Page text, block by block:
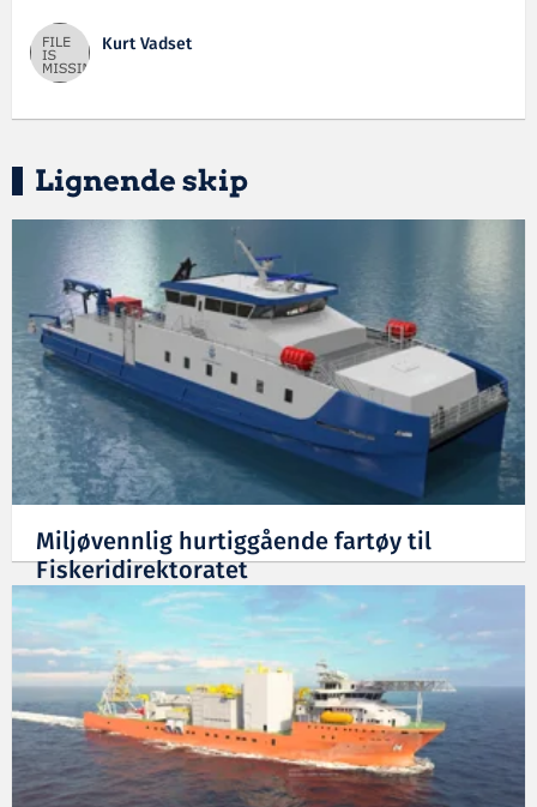
Kurt Vadset
Lignende skip
Miljøvennlig hurtiggående fartøy til
Fiskeridirektoratet
27.01.2021